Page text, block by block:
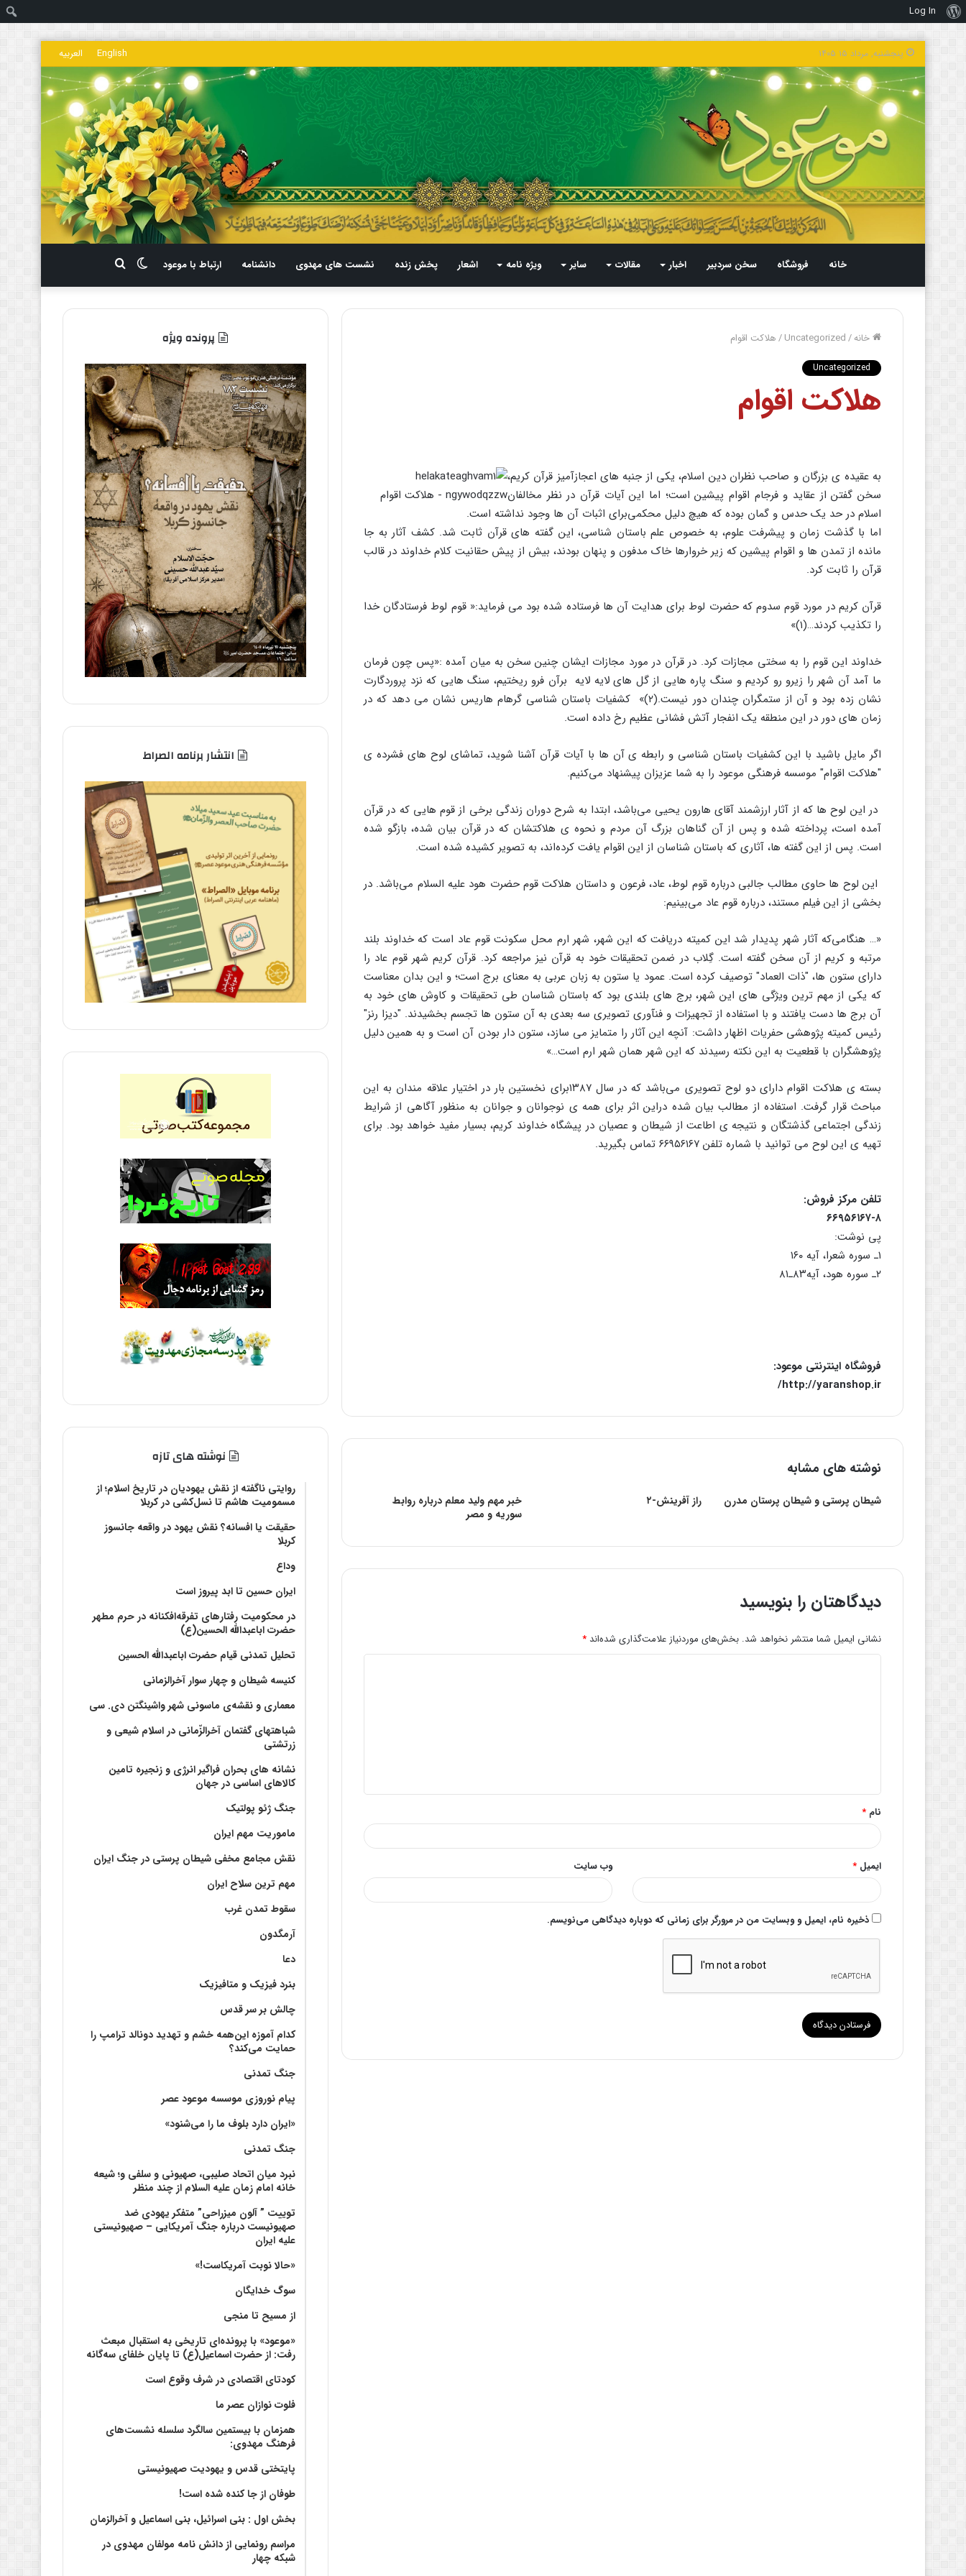
درباره
وردپرس
Log In
پنجشنبه, مرداد ۱۵ ۱۴۰۵ English العربیه
خانه فروشگاه سخن سردبیر اخبار مقالات سایر ویژه نامه اشعار پخش زنده نشست های مهدوی دانشنامه ارتباط با موعود
برای
تغییر
پوسته
خانه/
Uncategorized
/هلاکت اقوام
Uncategorized
هلاکت اقوام
به عقیده ی بزرگان و صاحب نظران دین اسلام، یکی از جنبه های اعجازآمیز قرآن کریم،
سخن گفتن از عقاید و فرجام اقوام پیشین است؛ اما این آیات قرآن در نظر مخالفان
اسلام در حد یک حدس و گمان بوده که هیچ دلیل محکمی‌برای اثبات آن ها وجود نداشته است.
اما با گذشت زمان و پیشرفت علوم، به خصوص علم باستان شناسی، این گفته های قرآن ثابت شد. کشف آثار به جا
مانده از تمدن ها و اقوام پیشین که زیر خروارها خاک مدفون و پنهان بودند، بیش از پیش حقانیت کلام خداوند در قالب
قرآن را ثابت کرد.
قرآن کریم در مورد قوم سدوم که حضرت لوط برای هدایت آن ها فرستاده شده بود می فرماید:« قوم لوط فرستادگان خدا
را تکذیب کردند…(۱)»
خداوند این قوم را به سختی مجازات کرد. در قرآن در مورد مجازات ایشان چنین سخن به میان آمده :«پس چون فرمان
ما آمد آن شهر را زیرو رو کردیم و سنگ پاره هایی از گل های لایه لایه برآن فرو ریختیم، سنگ هایی که نزد پروردگارت
نشان زده بود و آن از ستمگران چندان دور نیست.(۲)» کشفیات باستان شناسی گرهام هاریس نشان می دهد که در
زمان های دور در این منطقه یک انفجار آتش فشانی عظیم رخ داده است.
اگر مایل باشید با این کشفیات باستان شناسی و رابطه ی آن ها با آیات قرآن آشنا شوید، تماشای لوح های فشرده ی
"هلاکت اقوام" موسسه فرهنگی موعود را به شما عزیزان پیشنهاد می‌کنیم.
در این لوح ها که از آثار ارزشمند آقای هارون یحیی می‌باشد، ابتدا به شرح دوران زندگی برخی از قوم هایی که در قرآن
آمده است، پرداخته شده و پس از آن گناهان بزرگ آن مردم و نحوه ی هلاکتشان که در قرآن بیان شده، بازگو شده
است. پس از این گفته ها، آثاری که باستان شناسان از این اقوام یافت کرده‌اند، به تصویر کشیده شده است.
این لوح ها حاوی مطالب جالبی درباره قوم لوط، عاد، فرعون و داستان هلاکت قوم حضرت هود علیه السلام می‌باشد. در
بخشی از این فیلم مستند، درباره قوم عاد می‌بینیم:
«… هنگامی‌که آثار شهر پدیدار شد این کمیته دریافت که این شهر، شهر ارم محل سکونت قوم عاد است که خداوند بلند
مرتبه و کریم از آن سخن گفته است. گِلاب در ضمن تحقیقات خود به قرآن نیز مراجعه کرد. قرآن کریم شهر قوم عاد را
دارای ستون ها، "ذات العماد" توصیف کرده است. عمود یا ستون به زبان عربی به معنای برج است؛ و این بدان معناست
که یکی از مهم ترین ویژگی های این شهر، برج های بلندی بود که باستان شناسان طی تحقیقات و کاوش های خود به
آن برج ها دست یافتند و با استفاده از تجهیزات و فنآوری تصویری سه بعدی به آن ستون ها تجسم بخشیدند. "دیزا رنز"
رئیس کمیته پژوهشی حفریات اظهار داشت: آنچه این آثار را متمایز می سازد، ستون دار بودن آن است و به همین دلیل
پژوهشگران با قطعیت به این نکته رسیدند که این شهر همان شهر ارم است…»
بسته ی هلاکت اقوام دارای دو لوح تصویری می‌باشد که در سال ۱۳۸۷برای نخستین بار در اختیار علاقه مندان به این
مباحث قرار گرفت. استفاده از مطالب بیان شده دراین اثر برای همه ی نوجوانان و جوانان به منظور آگاهی از شرایط
زندگی اجتماعی گذشتگان و نتیجه ی اطاعت از شیطان و عصیان در پیشگاه خداوند کریم، بسیار مفید خواهد بود. برای
تهیه ی این لوح می توانید با شماره تلفن ۶۶۹۵۶۱۶۷ تماس بگیرید.
تلفن مرکز فروش:
۶۶۹۵۶۱۶۷-۸
پی نوشت:
۱ـ سوره شعرا، آیه ۱۶۰
۲ـ سوره هود، آیه۸۳ـ۸۱
فروشگاه اینترنتی موعود:
http://yaranshop.ir/
نوشته های مشابه
شیطان پرستی و شیطان پرستان مدرن راز آفرینش-۲
خبر مهم ولید معلم درباره روابط
سوریه و مصر
دیدگاهتان را بنویسید
نشانی ایمیل شما منتشر نخواهد شد. بخش‌های موردنیاز علامت‌گذاری شده‌اند *
*
نام *
ایمیل * وب‌ سایت
ذخیره نام، ایمیل و وبسایت من در مرورگر برای زمانی که دوباره دیدگاهی می‌نویسم.
پرونده ویژه
انتشار برنامه الصراط
نوشته های تازه
روایتی ناگفته از نقش یهودیان در تاریخ اسلام؛ از
مسمومیت هاشم تا نسل‌کشی در کربلا
حقیقت یا افسانه؟‌ نقش یهود در واقعه جانسوز
کربلا
وداع
ایران حسین تا ابد پیروز است
در محکومیت رفتارهای تفرقه‌افکنانه در حرم مطهر
حضرت اباعبدالله الحسین(ع)
تحلیل تمدنی قیام حضرت اباعبدالله الحسین
کنیسه شیطان و چهار سوار آخرالزمانی
معماری و نقشه‌ی ماسونی شهر واشينگتن دی. سی
شباهتهای گفتمان آخر‌الزّمانی در اسلام شیعی و
زرتشتی
نشانه های بحران فراگیر انرژی و زنجیره تامین
کالاهای اساسی در جهان
جنگ ژئو پولتیک
ماموریت مهم ایران
نقش مجامع مخفی شیطان پرستی در جنگ ایران
مهم ترین سلاح ایران
سقوط تمدن غرب
آرمگدون
دعا
بنرد فیزیک و متافیزیک
چالش بر سر قدس
کدام آموزه این‌همه خشم و تهدید دونالد ترامپ را
حمایت می‌کند؟
جنگ تمدنی
پیام نوروزی موسسه موعود عصر
«ایران دارد بلوف ما را می‌شنود»
جنگ تمدنی
نبرد میان اتحاد صلیبی، صهیونی و سلفی و؛ شیعه
خانه امام زمان علیه السلام از چند منظر
توییت ” آلون میزراحی” متفکر یهودی ضد
صهیونیست درباره جنگ آمریکایی – صهیونیستی
علیه ایران
«حالا نوبت آمریکاست!»
سوگ خدایگان
از مسیح تا منجی
«موعود» با پرونده‌ای تاریخی به استقبال مبعث
رفت: از حضرت اسماعیل(ع) تا پایان خلفای سه‌گانه
کودتای اقتصادی در شرف وقوع است
فلوت نوازان عصر ما
همزمان با بیستمین سالگرد سلسله نشست‌های
فرهنگ مهدوی:‌
پایتختی قدس و یهودیت صهیونیستی
طوفان از جا کنده شده است!
بخش اول : بنی اسرائیل، بنی اسماعیل و آخرالزمان
مراسم رونمایی از دانش نامه مولفان مهدوی در
شبکه چهار